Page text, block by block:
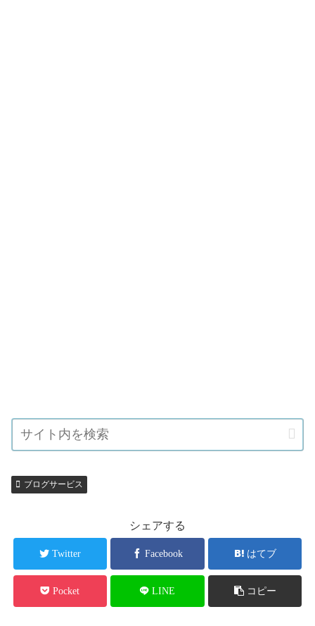
ブログサービス
シェアする
Twitter Facebook はてブ
Pocket LINE コピー